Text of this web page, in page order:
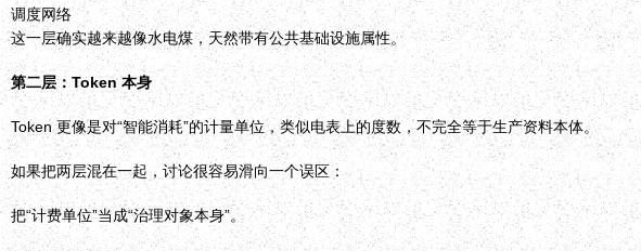
调度网络
这一层确实越来越像水电煤，天然带有公共基础设施属性。
第二层：Token 本身
Token 更像是对“智能消耗”的计量单位，类似电表上的度数，不完全等于生产资料本体。
如果把两层混在一起，讨论很容易滑向一个误区：
把“计费单位”当成“治理对象本身”。